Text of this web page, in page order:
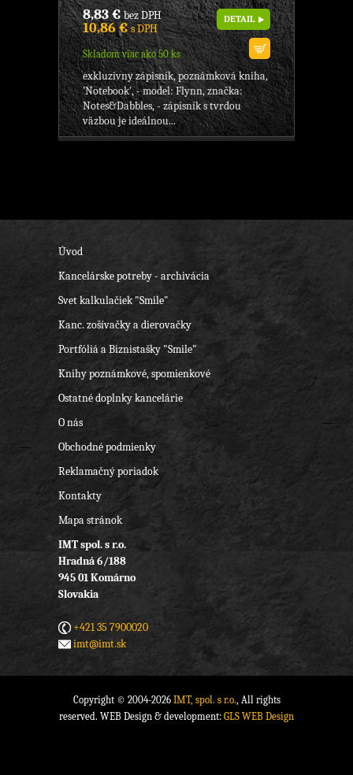
8,83 €bez DPH
10,86 €s DPH
Skladom viac ako 50 ks
DETAIL
exkluzívny zápisník, poznámková kniha,
'Notebook', - model: Flynn, značka:
Notes&Dabbles, - zápisník s tvrdou
väzbou je ideálnou...
Úvod
Kancelárske potreby - archivácia
Svet kalkulačiek "Smile"
Kanc. zošívačky a dierovačky
Portfóliá a Biznistašky "Smile"
Knihy poznámkové, spomienkové
Ostatné doplnky kancelárie
O nás
Obchodné podmienky
Reklamačný poriadok
Kontakty
Mapa stránok
IMT spol. s r.o.
Hradná 6/188
945 01 Komárno
Slovakia
+421 35 7900020
imt@imt.sk
Copyright © 2004-2026 IMT, spol. s r.o., All rights
reserved. WEB Design & development: GLS WEB Design